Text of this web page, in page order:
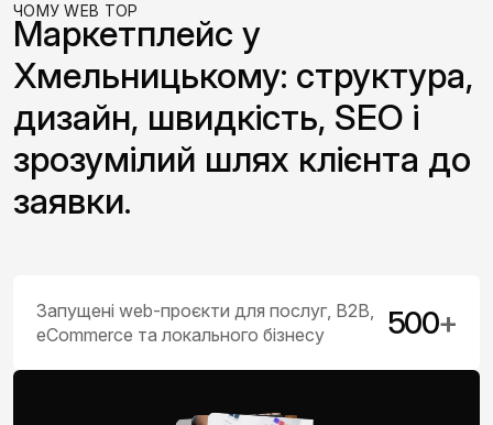
ЧОМУ WEB TOP
Маркетплейс у
Хмельницькому: структура,
дизайн, швидкість, SEO і
зрозумілий шлях клієнта до
заявки.
Запущені web-проєкти для послуг, B2B,
eCommerce та локального бізнесу
500+